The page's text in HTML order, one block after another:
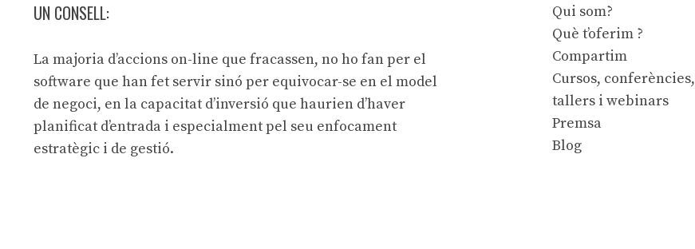
UN CONSELL:
La majoria d’accions on-line que fracassen, no ho fan per el
software que han fet servir sinó per equivocar-se en el model
de negoci, en la capacitat d’inversió que haurien d’haver
planificat d’entrada i especialment pel seu enfocament
estratègic i de gestió.
Qui som?
Què t’oferim ?
Compartim
Cursos, conferències,
tallers i webinars
Premsa
Blog